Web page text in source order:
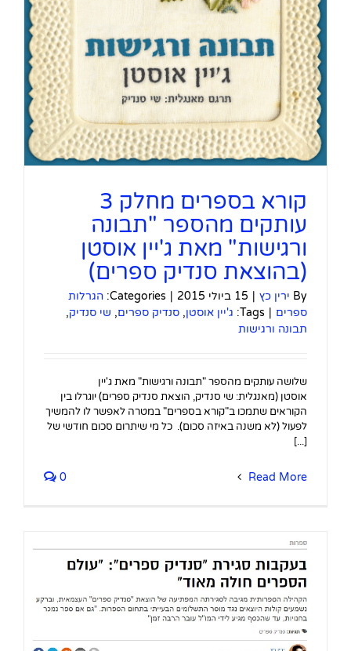
קורא בספרים מחלק 3
עותקים מהספר "תבונה
ורגישות" מאת ג'יין אוסטן
(בהוצאת סנדיק ספרים)
By ירין כץ | 15 ביולי 2015 |
Categories: הגרלות
ספרים |
Tags: ג'יין אוסטן, סנדיק ספרים, שי סנדיק,
תבונה ורגישות
שלושה עותקים מהספר "תבונה ורגישות" מאת ג'יין
אוסטן (מאנגלית: שי סנדיק, הוצאת סנדיק ספרים) יוגרלו בין
הקוראים שתמכו ב"קורא בספרים" במטרה לאפשר לו להמשיך
לפעול (לא משנה באיזה סכום). כל מי שיתרום סכום חודשי של
[...]
Read More
0